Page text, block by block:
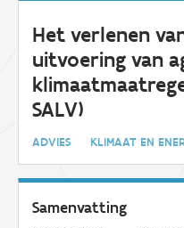
Het verlenen
uitvoering van
SALV)
ADVIES KLIMAAT EN
Samenvatting